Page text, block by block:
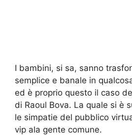
I bambini, si sa, sanno
semplice e banale in
ed è proprio questo il caso
di Raoul Bova. La quale si è
le simpatie del pubblico
vip ala gente comune.